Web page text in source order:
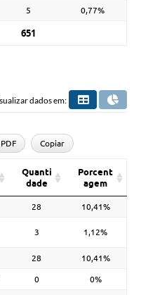
5 0,77%
651
dados em:
PDF Copiar
Quanti
dade
Porcent
agem
28 10,41%
3 1,12%
28 10,41%
0 0%